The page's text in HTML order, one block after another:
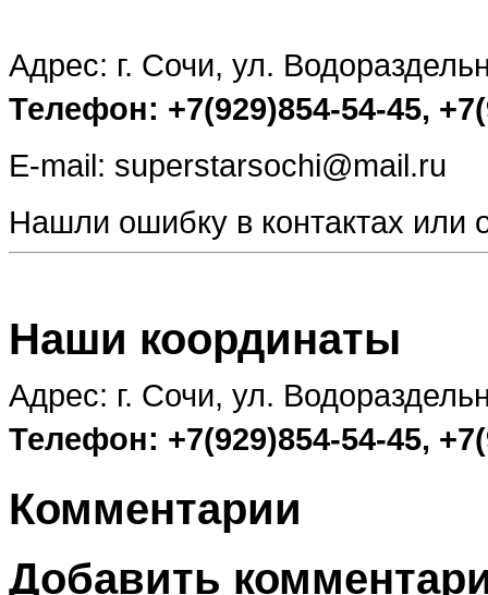
Адрес: г. Сочи, ул.
Телефон: +7(929)854-54-45,
E-mail: superstarsochi@mail.ru
Нашли ошибку в контактах
Наши координаты
Адрес: г. Сочи, ул.
Телефон: +7(929)854-54-45,
Комментарии
Добавить